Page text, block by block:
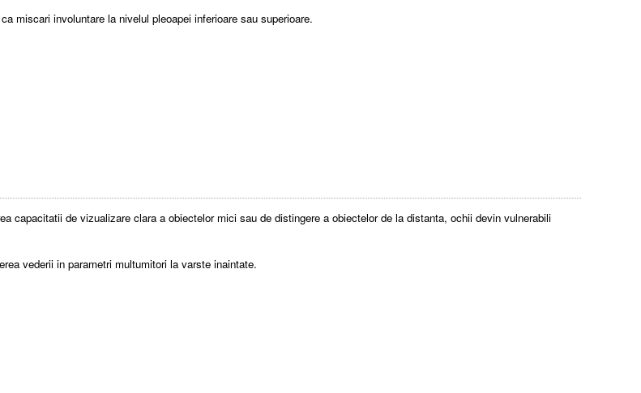
miscari involuntare la nivelul pleoapei inferioare sau superioare.
capacitatii de vizualizare clara a obiectelor mici sau de distingere a obiectelor de la distanta, ochii devin vulnerabili
vederii in parametri multumitori la varste inaintate.